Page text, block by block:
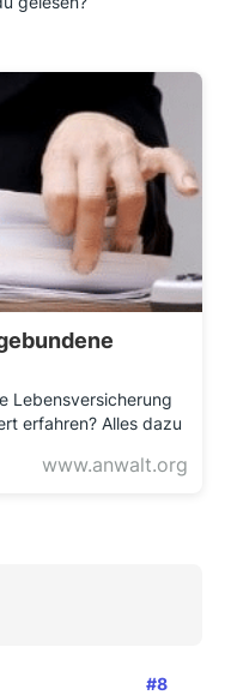
Lebensversicherung
erfahren? Alles dazu
www.anwalt.org
#8